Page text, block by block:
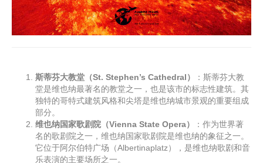
斯蒂芬大教堂（St. Stephen’s Cathedral）
：斯蒂芬大教
堂是维也纳最著名的教堂之一，也是该市的标志性建筑。其
独特的哥特式建筑风格和尖塔是维也纳城市景观的重要组成
部分。
维也纳国家歌剧院（Vienna State Opera）
：作为世界著
名的歌剧院之一，维也纳国家歌剧院是维也纳的象征之一。
它位于阿尔伯特广场（Albertinaplatz），是维也纳歌剧和音
乐表演的主要场所之一。